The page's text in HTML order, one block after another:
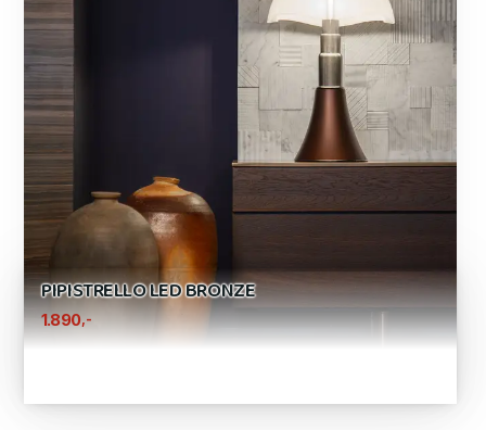
PIPISTRELLO LED BRONZE
1.890,-